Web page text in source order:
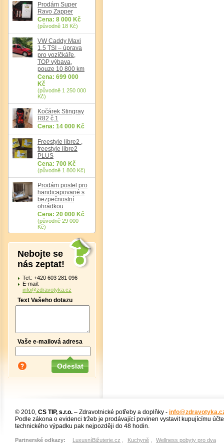
Prodám Super
Ravo Zapper
Cena: 8 000 Kč
(původně 18 Kč)
VW Caddy Maxi
1.5 TSI – úprava
pro vozíčkáře,
TOP výbava,
pouze 10 800 km
Cena: 699 000
Kč
(původně 1 250 000
Kč)
Kočárek Stingray
R82 č.1
Cena: 14 000 Kč
Freestyle libre2 ,
freestyle libre2
PLUS
Cena: 700 Kč
(původně 1 800 Kč)
Prodám postel pro
handicapované s
bezpečnostní
ohrádkou
Cena: 20 000 Kč
(původně 29 000
Kč)
Nebojte se
nás zeptat!
Tel.: +420 603 281 096
E-mail:
info@zdravotyka.cz
Text Vašeho dotazu
Vaše e-mailová adresa
© 2010, CS TIP, s.r.o. – Zdravotnické potřeby a doplňky -
Podle zákona o evidenci tržeb je prodávající povinen vystavit kupujícímu
technického výpadku pak nejpozději do 48 hodin.
Partnerské odkazy: LuxusníBižuterie.cz Kuchyně Wellness pobyty pro dva